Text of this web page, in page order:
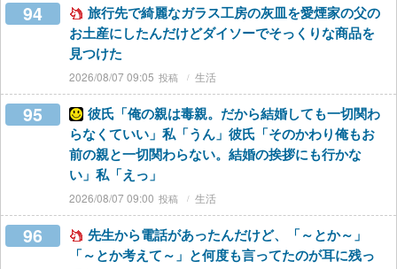
94
旅行先で綺麗なガラス工房の灰皿を愛煙家の父の
お土産にしたんだけどダイソーでそっくりな商品を
見つけた
2026/08/07 09:05 生活
95
彼氏「俺の親は毒親。だから結婚しても一切関わ
らなくていい」私「うん」彼氏「そのかわり俺もお
前の親と一切関わらない。結婚の挨拶にも行かな
い」私「えっ」
2026/08/07 09:00 生活
96
先生から電話があったんだけど、「～とか～」
「～とか考えて～」と何度も言ってたのが耳に残っ